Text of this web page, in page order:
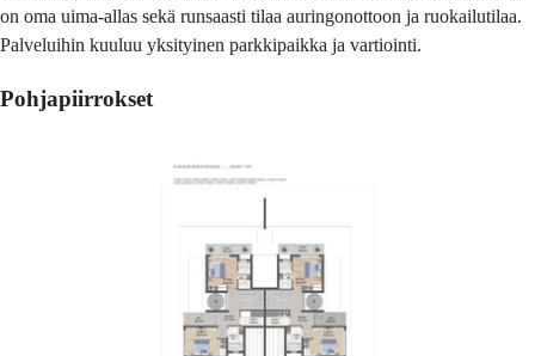
on oma uima-allas sekä runsaasti tilaa auringonottoon ja ruokailutilaa.
Palveluihin kuuluu yksityinen parkkipaikka ja vartiointi.
Pohjapiirrokset